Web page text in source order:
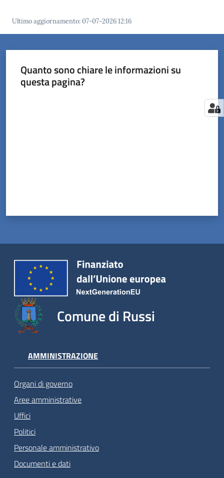
Ultimo aggiornamento:07-07-2026 12:16
Quanto sono chiare le informazioni su
questa pagina?
Comune di Russi
AMMINISTRAZIONE
Organi di governo
Aree amministrative
Uffici
Politici
Personale amministrativo
Documenti e dati